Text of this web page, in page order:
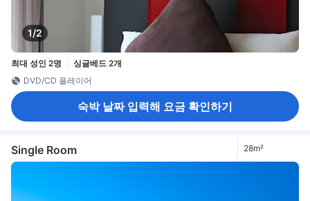
1/2
최대 성인 2명
싱글베드 2개
DVD/CD 플레이어
숙박 날짜 입력해 요금 확인하기
Single Room 28m²